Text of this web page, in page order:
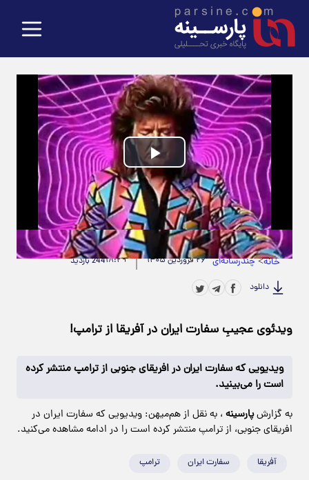
Play
Video
حجم ویدیو: 7.49M | مدت زمان ویدیو: 00:01:11
خانه>چندرسانه‌ای ۲۶ فروردین ۱۴۰۵ ۱۸:۲۹244 بازدید
دانلود
ویدئوی عجیبِ سفارت ایران در آفریقا از ترامپ!
ویدیویی که سفارت ایران در افریقای جنوبی از ترامپ منتشر کرده
است را می‌بینید.
به گزارشپارسینه ، به نقل از هم‌میهن: ویدیویی که سفارت ایران در
افریقای جنوبی، از ترامپ منتشر کرده است را در ادامه مشاهده می‌کنید.
آفریقا سفارت ایران ترامپ